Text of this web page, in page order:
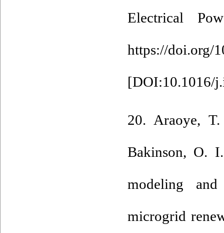
Electrical
https://doi.org/
[DOI:10.1016/
20. Araoye,
Bakinson, O.
modeling
microgrid